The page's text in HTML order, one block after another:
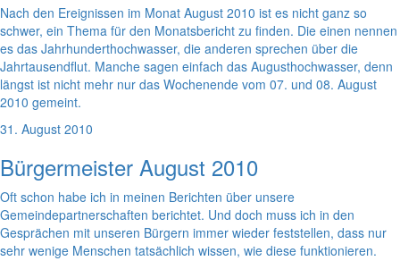
Nach den Ereignissen im Monat August 2010 ist es nicht ganz so
schwer, ein Thema für den Monatsbericht zu finden. Die einen nennen
es das Jahrhunderthochwasser, die anderen sprechen über die
Jahrtausendflut. Manche sagen einfach das Augusthochwasser, denn
längst ist nicht mehr nur das Wochenende vom 07. und 08. August
2010 gemeint.
31. August 2010
Bürgermeister August 2010
Oft schon habe ich in meinen Berichten über unsere
Gemeindepartnerschaften berichtet. Und doch muss ich in den
Gesprächen mit unseren Bürgern immer wieder feststellen, dass nur
sehr wenige Menschen tatsächlich wissen, wie diese funktionieren.